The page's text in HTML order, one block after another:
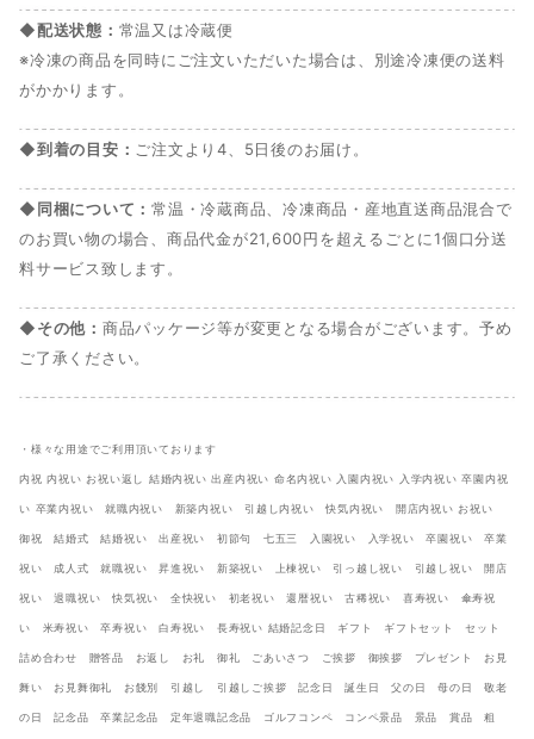
◆配送状態： 常温又は冷蔵便
※冷凍の商品を同時にご注文いただいた場合は、別途冷凍便の送料
がかかります。
◆到着の目安： ご注文より4、5日後のお届け。
◆同梱について： 常温・冷蔵商品、冷凍商品・産地直送商品混合で
のお買い物の場合、商品代金が21,600円を超えるごとに1個口分送
料サービス致します。
◆その他： 商品パッケージ等が変更となる場合がございます。予め
ご了承ください。
・様々な用途でご利用頂いております
内祝 内祝い お祝い返し 結婚内祝い 出産内祝い 命名内祝い 入園内祝い 入学内祝い 卒園内祝
い 卒業内祝い 就職内祝い 新築内祝い 引越し内祝い 快気内祝い 開店内祝い お祝い
御祝 結婚式 結婚祝い 出産祝い 初節句 七五三 入園祝い 入学祝い 卒園祝い 卒業
祝い 成人式 就職祝い 昇進祝い 新築祝い 上棟祝い 引っ越し祝い 引越し祝い 開店
祝い 退職祝い 快気祝い 全快祝い 初老祝い 還暦祝い 古稀祝い 喜寿祝い 傘寿祝
い 米寿祝い 卒寿祝い 白寿祝い 長寿祝い 結婚記念日 ギフト ギフトセット セット
詰め合わせ 贈答品 お返し お礼 御礼 ごあいさつ ご挨拶 御挨拶 プレゼント お見
舞い お見舞御礼 お餞別 引越し 引越しご挨拶 記念日 誕生日 父の日 母の日 敬老
の日 記念品 卒業記念品 定年退職記念品 ゴルフコンペ コンペ景品 景品 賞品 粗